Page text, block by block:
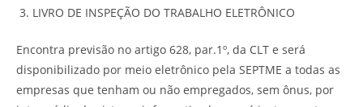
LIVRO DE INSPEÇÃO DO TRABALHO ELETRÔNICO
Encontra previsão no artigo 628, par.1º, da CLT e será
disponibilizado por meio eletrônico pela SEPTME a todas as
empresas que tenham ou não empregados, sem ônus, por